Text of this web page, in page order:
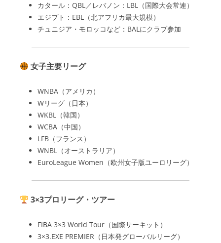
カタール：QBL／レバノン：LBL（国際大会常連）
エジプト：EBL（北アフリカ最大規模）
チュニジア・モロッコなど：BALにクラブ参加
女子主要リーグ
WNBA（アメリカ）
Wリーグ（日本）
WKBL（韓国）
WCBA（中国）
LFB（フランス）
WNBL（オーストラリア）
EuroLeague Women（欧州女子版ユーロリーグ）
3×3プロリーグ・ツアー
FIBA 3×3 World Tour（国際サーキット）
3×3.EXE PREMIER（日本発グローバルリーグ）